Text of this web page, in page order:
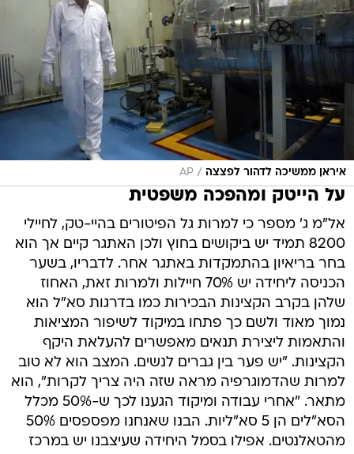
איראן ממשיכה לדהור לפצצה /
AP
על הייטק ומהפכה משפטית
אל"מ ג' מספר כי למרות גל הפיטורים בהיי-טק, לחיילי
8200 תמיד יש ביקושים בחוץ ולכן האתגר קיים אך הוא
בחר בריאיון בהתמקדות באתגר אחר. לדבריו, בשער
הכניסה ליחידה יש 70% חיילות ולמרות זאת, האחוז
שלהן בקרב הקצינות הבכירות כמו בדרגות סא"ל הוא
נמוך מאוד ולשם כך פתחו במיקוד לשיפור המציאות
והתאמות ליצירת תנאים מאפשרים להעלאת היקף
הקצינות. "יש פער בין גברים לנשים. המצב הוא לא טוב
למרות שהדמוגרפיה מראה שזה היה צריך לקרות", הוא
מתאר. "אחרי עבודה ומיקוד הגענו לכך ש-50% מכלל
הסא"לים הן 5 סא"ליות. הבנו שאנחנו מפספסים 50%
מהטאלנטים. אפילו בסמל היחידה שעיצבנו יש במרכז